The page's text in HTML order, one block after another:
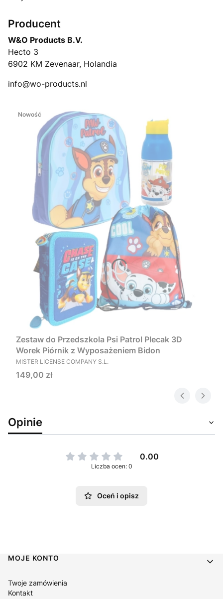
Producent
W&O Products B.V.
Hecto 3
6902 KM Zevenaar, Holandia
info@wo-products.nl
Nowość
Zestaw do Przedszkola Psi Patrol Plecak 3D
Worek Piórnik z Wyposażeniem Bidon
PRODUCENT
MISTER LICENSE COMPANY S.L.
Cena
149,00 zł
Opinie
0.00
Liczba ocen: 0
Oceń i opisz
Linki w stopce
MOJE KONTO
Twoje zamówienia
Kontakt